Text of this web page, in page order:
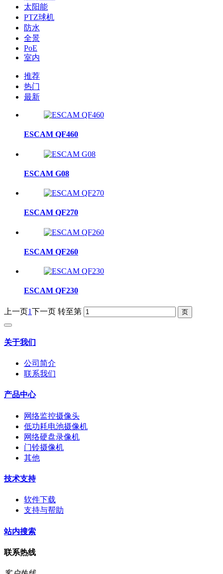
太阳能
PTZ球机
防水
全景
PoE
室内
推荐
热门
最新
ESCAM QF460
ESCAM G08
ESCAM QF270
ESCAM QF260
ESCAM QF230
上一页1下一页 转至第
关于我们
公司简介
联系我们
产品中心
网络监控摄像头
低功耗电池摄像机
网络硬盘录像机
门铃摄像机
其他
技术支持
软件下载
支持与帮助
站内搜索
联系热线